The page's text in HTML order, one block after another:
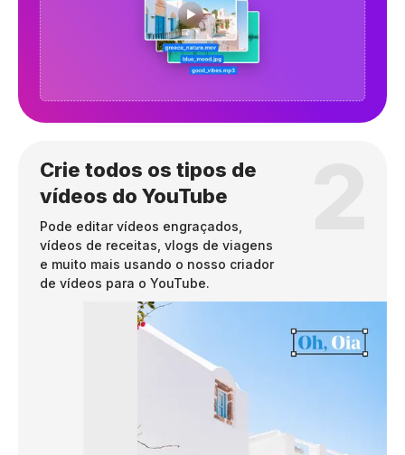
Crie todos os tipos de
vídeos do YouTube
Pode editar vídeos engraçados,
vídeos de receitas, vlogs de viagens
e muito mais usando o nosso criador
de vídeos para o YouTube.